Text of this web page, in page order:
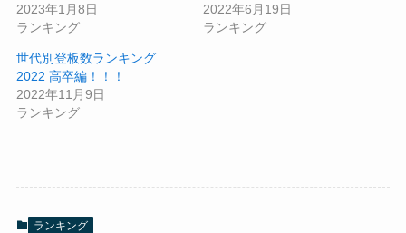
2023年1月8日
ランキング
2022年6月19日
ランキング
世代別登板数ランキング
2022 高卒編！！！
2022年11月9日
ランキング
ランキング